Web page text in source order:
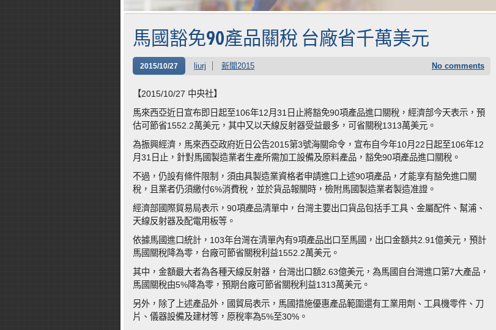
馬國豁免90產品關稅 台廠省千萬美元
2015/10/27 liurj 新聞2015 No comments
【2015/10/27 中央社】
馬來西亞近日宣布即日起至106年12月31日止將豁免90項產品進口關稅，經濟部今天表示，預
估可節省1552.2萬美元，其中又以天線反射器受益最多，可省關稅1313萬美元。
為振興經濟，馬來西亞政府近日公告2015第3號海關命令，宣布自今年10月22日起至106年12
月31日止，針對馬國製造業者生產所需加工設備及原料產品，豁免90項產品進口關稅。
不過，仍設有條件限制，須由具製造業資格者申請進口上述90項產品，才能享有豁免進口關
稅，且業者仍須繳付6%消費稅，並於貨品報關時，檢附馬國製造業者製造准證。
經濟部國際貿易局表示，90項產品清單中，台灣主要出口貨品包括手工具、金屬配件、幫浦、
天線反射器及配電用板等。
依據馬國進口統計，103年台灣在清單內有9項產品出口至馬國，出口金額共2.91億美元，預計
馬國關稅降為零，台廠可節省關稅利益1552.2萬美元。
其中，金額最大者為各種天線反射器，台灣出口額2.63億美元，為馬國自台灣進口第7大產品，
馬國關稅由5%降為零，預期台廠可節省關稅利益1313萬美元。
另外，除了上述產品外，國貿局表示，馬國措施優惠產品範圍還有工業用劑、工具機零件、刀
片、儀器設備及建材等，原稅率為5%至30%。